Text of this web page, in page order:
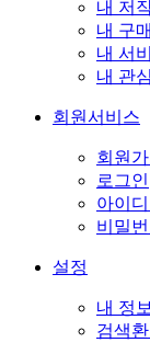
내 저
내 구
내 서
내 관
회원서비스
회원
로그인
아이디
비밀번
설정
내 정보
검색